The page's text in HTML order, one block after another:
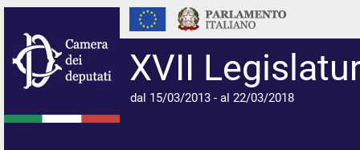
XVII
dal 15/03/2013 - al 22/03/2018